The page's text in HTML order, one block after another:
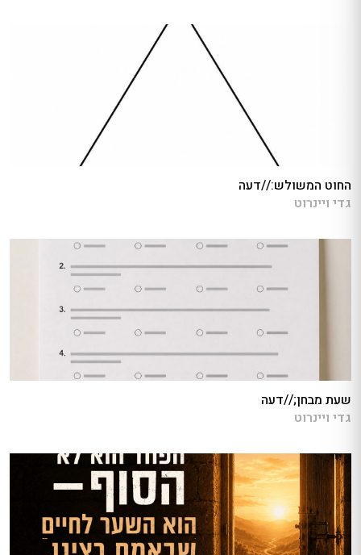
החוט המשולש://דעה
גדי ויינרוט
שעת מבחן;//דעה
גדי ויינרוט